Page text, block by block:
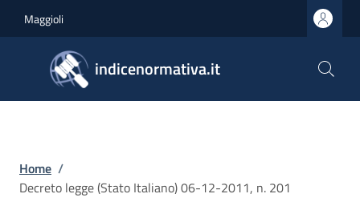
Maggioli
indicenormativa.it
Briciole di pane
Home /
Decreto legge (Stato Italiano) 06-12-2011, n. 201